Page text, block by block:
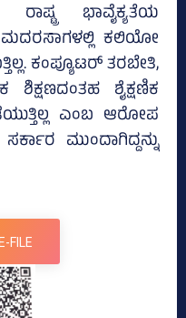
ರಾಷ್ಟ್ರ ಭಾವೈಕ್ಯತೆಯ
ಮದರಸಾಗಳಲ್ಲಿ ಕಲಿಯೋ
ಕಂಪ್ಯೂಟರ್ ತರಬೇತಿ,
ಶಿಕ್ಷಣದಂತಹ ಶೈಕ್ಷಣಿಕ
ಎಂಬ ಆರೋಪ
ಮುಂದಾಗಿದ್ದನ್ನು
FILE